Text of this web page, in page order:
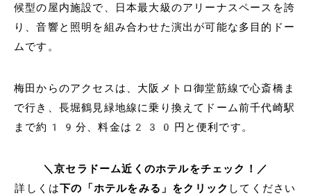
候型の屋内施設で、日本最大級のアリーナスペースを誇
り、音響と照明を組み合わせた演出が可能な多目的ドー
ムです。
梅田からのアクセスは、大阪メトロ御堂筋線で心斎橋ま
で行き、長堀鶴見緑地線に乗り換えてドーム前千代崎駅
まで約19分、料金は230円と便利です。
＼京セラドーム近くのホテルをチェック！／
詳しくは下の「ホテルをみる」をクリック してください